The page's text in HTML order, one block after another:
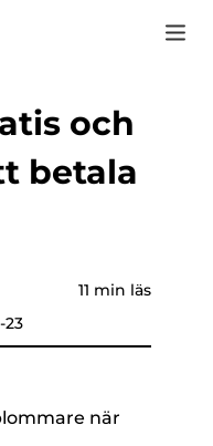
och
betala
23
11 min läs
när